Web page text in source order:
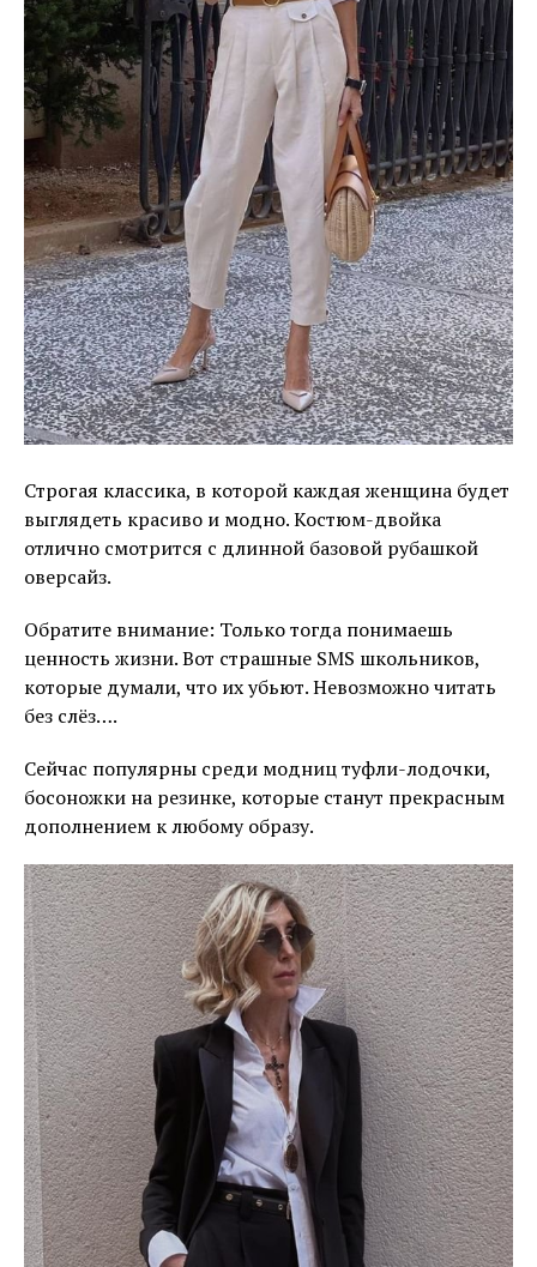
Строгая классика, в которой каждая женщина будет
выглядеть красиво и модно. Костюм-двойка
отлично смотрится с длинной базовой рубашкой
оверсайз.
Обратите внимание: Только тогда понимаешь
ценность жизни. Вот страшные SMS школьников,
которые думали, что их убьют. Невозможно читать
без слёз….
Сейчас популярны среди модниц туфли-лодочки,
босоножки на резинке, которые станут прекрасным
дополнением к любому образу.